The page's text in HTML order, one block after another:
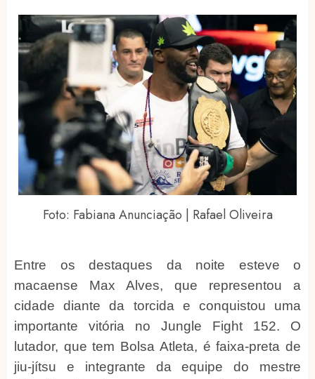
Foto: Fabiana Anunciação | Rafael Oliveira
Entre os destaques da noite esteve o
macaense Max Alves, que representou a
cidade diante da torcida e conquistou uma
importante vitória no Jungle Fight 152. O
lutador, que tem Bolsa Atleta, é faixa-preta de
jiu-jítsu e integrante da equipe do mestre